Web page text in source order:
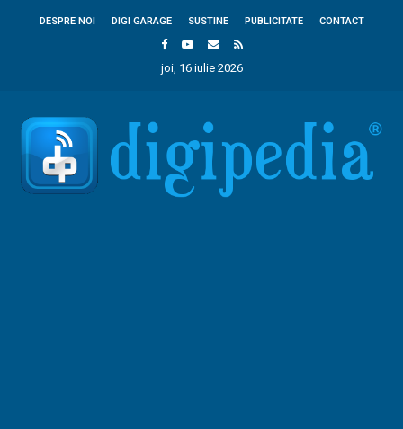
DESPRE NOI DIGI GARAGE SUSTINE PUBLICITATE CONTACT
joi, 16 iulie 2026